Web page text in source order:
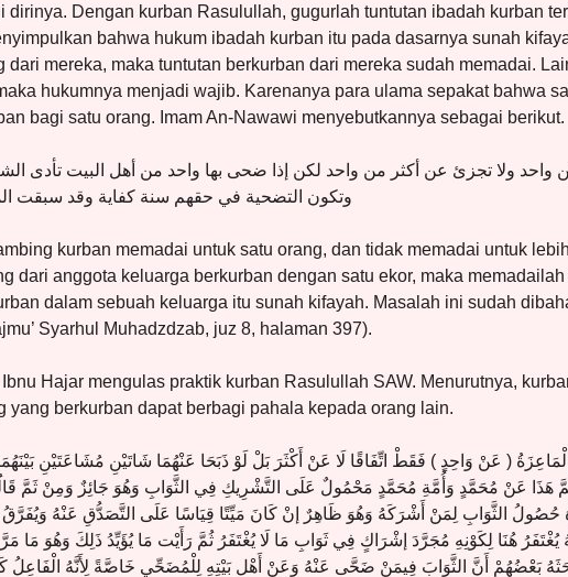
dirinya. Dengan kurban Rasulullah, gugurlah tuntutan ibadah kurban
bahwa hukum ibadah kurban itu pada dasarnya sunah
dari mereka, maka tuntutan berkurban dari mereka sudah memadai.
hukumnya menjadi wajib. Karenanya para ulama sepakat bahwa
bagi satu orang. Imam An-Nawawi menyebutkannya sebagai berikut.
واحد ولا تجزئ عن أكثر من واحد لكن إذا ضحى بها واحد من أهل البيت تأدى
وتكون التضحية في حقهم سنة كفاية وقد سبقت
kurban memadai untuk satu orang, dan tidak memadai untuk
dari anggota keluarga berkurban dengan satu ekor, maka
dalam sebuah keluarga itu sunah kifayah. Masalah ini sudah
Syarhul Muhadzdzab, juz 8, halaman 397).
Hajar mengulas praktik kurban Rasulullah SAW. Menurutnya,
yang berkurban dapat berbagi pahala kepada orang lain.
( عَنْ وَاحِدٍ ) فَقَطْ اتِّفَاقًا لَا عَنْ أَكْثَرَ بَلْ لَوْ ذَبَحَا عَنْهُمَا شَاتَيْنِ مُشَاعَتَيْنِ
هَذَا عَنْ مُحَمَّدٍ وَأُمَّةِ مُحَمَّدٍ مَحْمُولٌ عَلَى التَّشْرِيكِ فِي الثَّوَابِ وَهُوَ جَائِزٌ وَمِنْ ثَمَّ
الثَّوَابِ لِمَنْ أَشْرَكَهُ وَهُوَ ظَاهِرٌ إنْ كَانَ مَيِّتًا قِيَاسًا عَلَى التَّصَدُّقِ عَنْهُ وَيُفَرَّقُ
يُغْتَفَرُ هُنَا لِكَوْنِهِ مُجَرَّدَ إشْرَاكٍ فِي ثَوَابِ مَا لَا يُغْتَفَرُ ثُمَّ رَأَيْت مَا يُؤَيِّدُ ذَلِكَ وَهُوَ مَا
بَعْضُهُمْ أَنَّ الثَّوَابَ فِيمَنْ ضَحَّى عَنْهُ وَعَنْ أَهْلِ بَيْتِهِ لِلْمُضَحِّي خَاصَّةً لِأَنَّهُ الْفَاعِلُ